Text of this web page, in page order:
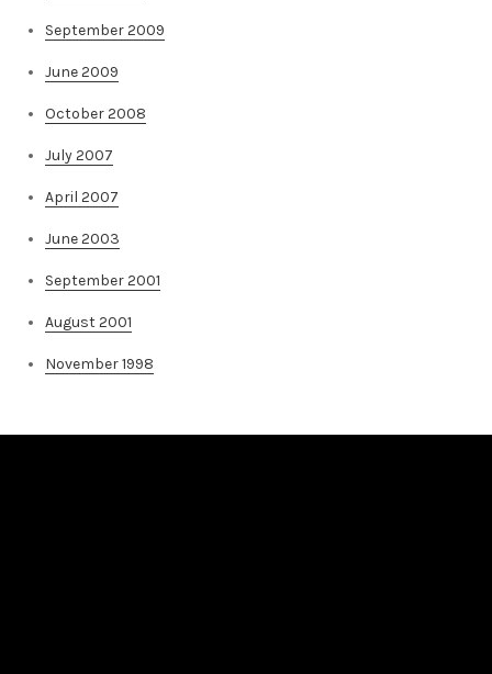
September 2009
June 2009
October 2008
July 2007
April 2007
June 2003
September 2001
August 2001
November 1998